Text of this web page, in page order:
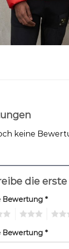
keine
die
Bewertung *
Bewertung *